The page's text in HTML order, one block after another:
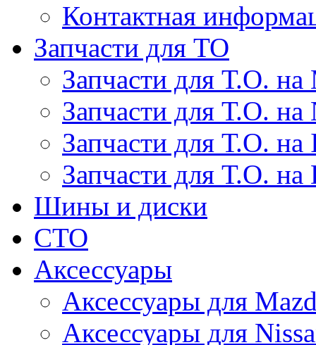
Контактная
Запчасти для ТО
Запчасти для Т.О. на
Запчасти для Т.О. на
Запчасти для Т.О.
Запчасти для Т.О. на
Шины и диски
СТО
Аксессуары
Аксессуары для
Аксессуары для